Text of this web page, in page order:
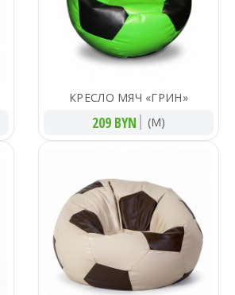
КРЕСЛО МЯЧ «ГРИН»
209 BYN (M)